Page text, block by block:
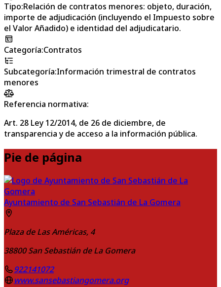
Tipo:Relación de contratos menores: objeto, duración,
importe de adjudicación (incluyendo el Impuesto sobre
el Valor Añadido) e identidad del adjudicatario.
Categoría:Contratos
Subcategoría:Información trimestral de contratos
menores
Referencia normativa:
Art. 28 Ley 12/2014, de 26 de diciembre, de
transparencia y de acceso a la información pública.
Pie de página
Ayuntamiento de San Sebastián de La Gomera
Plaza de Las Américas, 4
38800 San Sebastián de La Gomera
922141072
www.sansebastiangomera.org